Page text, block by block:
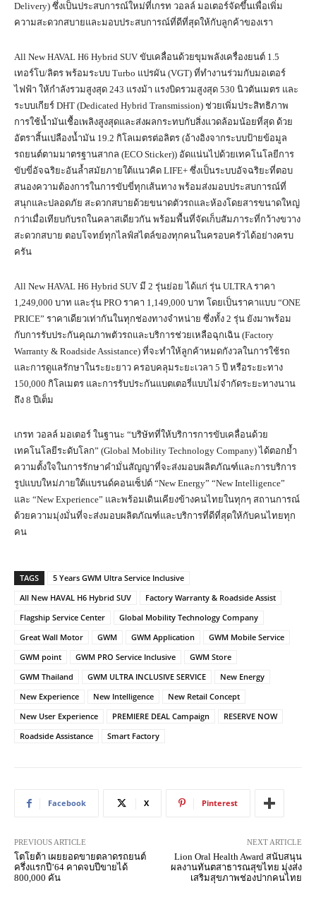
Delivery) ซึ่งเป็นประสบการณ์ใหม่ที่เกรท วอลล์ มอเตอร์จัดขึ้นเพื่อเพิ่ม
ความสะดวกสบายและมอบประสบการณ์ที่ดีที่สุดให้กับลูกค้าของเรา
All New HAVAL H6 Hybrid SUV ขับเคลื่อนด้วยขุมพลังเครื่องยนต์ 1.5
เทอร์โบ/ลิตร พร้อมระบบ Turbo แปรผัน (VGT) ที่ทำงานร่วมกับมอเตอร์
ไฟฟ้า ให้กำลังรวมสูงสุด 243 แรงม้า แรงบิดรวมสูงสุด 530 นิวตันเมตร และ
ระบบเกียร์ DHT (Dedicated Hybrid Transmission) ช่วยเพิ่มประสิทธิภาพ
การใช้น้ำมันเชื้อเพลิงสูงสุดและส่งผลกระทบกับสิ่งแวดล้อมน้อยที่สุด ด้วย
อัตราสิ้นเปลืองน้ำมัน 19.2 กิโลเมตรต่อลิตร (อ้างอิงจากระบบป้ายข้อมูล
รถยนต์ตามมาตรฐานสากล (ECO Sticker)) อัดแน่นไปด้วยเทคโนโลยีการ
ขับขี่อัจฉริยะอันล้ำสมัยภายใต้แนวคิด LIFE+ ซึ่งเป็นระบบอัจฉริยะที่ตอบ
สนองความต้องการในการขับขี่ทุกเส้นทาง พร้อมส่งมอบประสบการณ์ที่
สนุกและปลอดภัย สะดวกสบายด้วยขนาดตัวรถและห้องโดยสารขนาดใหญ่
กว่าเมื่อเทียบกับรถในคลาสเดียวกัน พร้อมพื้นที่จัดเก็บสัมภาระที่กว้างขวาง
สะดวกสบาย ตอบโจทย์ทุกไลฟ์สไตล์ของทุกคนในครอบครัวได้อย่างครบ
ครัน
All New HAVAL H6 Hybrid SUV มี 2 รุ่นย่อย ได้แก่ รุ่น ULTRA ราคา
1,249,000 บาท และรุ่น PRO ราคา 1,149,000 บาท โดยเป็นราคาแบบ “ONE
PRICE” ราคาเดียวเท่ากันในทุกช่องทางจำหน่าย ซึ่งทั้ง 2 รุ่น ยังมาพร้อม
กับการรับประกันคุณภาพตัวรถและบริการช่วยเหลือฉุกเฉิน (Factory
Warranty & Roadside Assistance) ที่จะทำให้ลูกค้าหมดกังวลในการใช้รถ
และการดูแลรักษาในระยะยาว ครอบคลุมระยะเวลา 5 ปี หรือระยะทาง
150,000 กิโลเมตร และการรับประกันแบตเตอรี่แบบไม่จำกัดระยะทางนาน
ถึง 8 ปีเต็ม
เกรท วอลล์ มอเตอร์ ในฐานะ “บริษัทที่ให้บริการการขับเคลื่อนด้วย
เทคโนโลยีระดับโลก” (Global Mobility Technology Company) ได้ตอกย้ำ
ความตั้งใจในการรักษาคำมั่นสัญญาที่จะส่งมอบผลิตภัณฑ์และการบริการ
รูปแบบใหม่ภายใต้แบรนด์คอนเซ็ปต์ “New Energy” “New Intelligence”
และ “New Experience” และพร้อมเดินเคียงข้างคนไทยในทุกๆ สถานการณ์
ด้วยความมุ่งมั่นที่จะส่งมอบผลิตภัณฑ์และบริการที่ดีที่สุดให้กับคนไทยทุก
คน
TAGS
5 Years GWM Ultra Service Inclusive
All New HAVAL H6 Hybrid SUV
Factory Warranty & Roadside Assist
Flagship Service Center
Global Mobility Technology Company
Great Wall Motor
GWM GWM Application
GWM Mobile Service
GWM point
GWM PRO Service Inclusive
GWM Store
GWM Thailand
GWM ULTRA INCLUSIVE SERVICE
New Energy
New Experience
New Intelligence
New Retail Concept
New User Experience
PREMIERE DEAL Campaign
RESERVE NOW
Roadside Assistance
Smart Factory
Facebook X Pinterest
PREVIOUS ARTICLE
โตโยต้า เผยยอดขายตลาดรถยนต์
ครึ่งแรกปี’64 คาดจบปีขายได้
800,000 คัน
NEXT ARTICLE
Lion Oral Health Award สนับสนุน
ผลงานทันตสาธารณสุขไทย มุ่งส่ง
เสริมสุขภาพช่องปากคนไทย